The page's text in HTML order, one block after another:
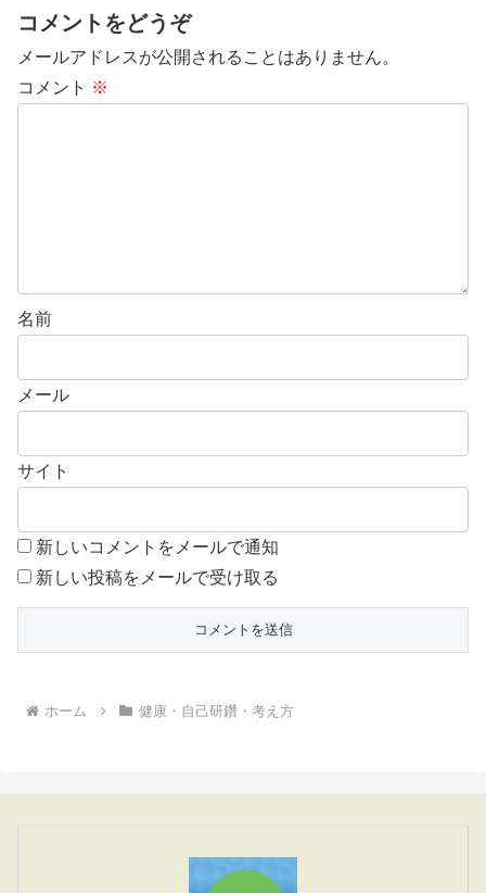
コメントをどうぞ
メールアドレスが公開されることはありません。
コメント ※
名前
メール
サイト
新しいコメントをメールで通知
新しい投稿をメールで受け取る
ホーム 健康・自己研鑽・考え方